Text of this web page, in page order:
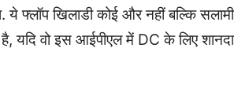
फ्लॉप खिलाडी कोई और नहीं बल्कि सलामी
यदि वो इस आईपीएल में DC के लिए